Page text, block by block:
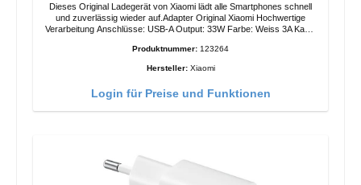
Dieses Original Ladegerät von Xiaomi lädt alle Smartphones schnell
und zuverlässig wieder auf.Adapter Original Xiaomi Hochwertige
Verarbeitung Anschlüsse: USB-A Output: 33W Farbe: Weiss 3A Kabel
Produktnummer: 123264
Hersteller: Xiaomi
Login für Preise und Funktionen